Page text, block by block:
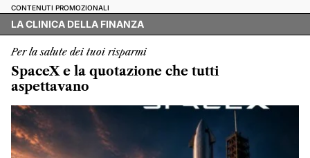
CONTENUTI PROMOZIONALI
LA CLINICA DELLA FINANZA
Per la salute dei tuoi risparmi
SpaceX e la quotazione che tutti
aspettavano